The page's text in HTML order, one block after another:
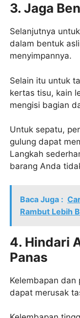
3. Jaga
Selanjutnya
dalam bentuk
menyimpannya.
Selain itu untuk
kertas tisu, kain
mengisi bagian
Untuk sepatu,
gulung dapat
Langkah
barang Anda
Baca Juga :
Rambut Lebih
4. Hindari
Panas
Kelembapan
dapat merusak